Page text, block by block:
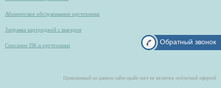
Обратный звонок
Абонентское обслуживание оргтехники
Заправка картриджей с выездом
Списание ПК и оргтехники
Приведенный на данном сайте прайс-лист не является публичной офертой